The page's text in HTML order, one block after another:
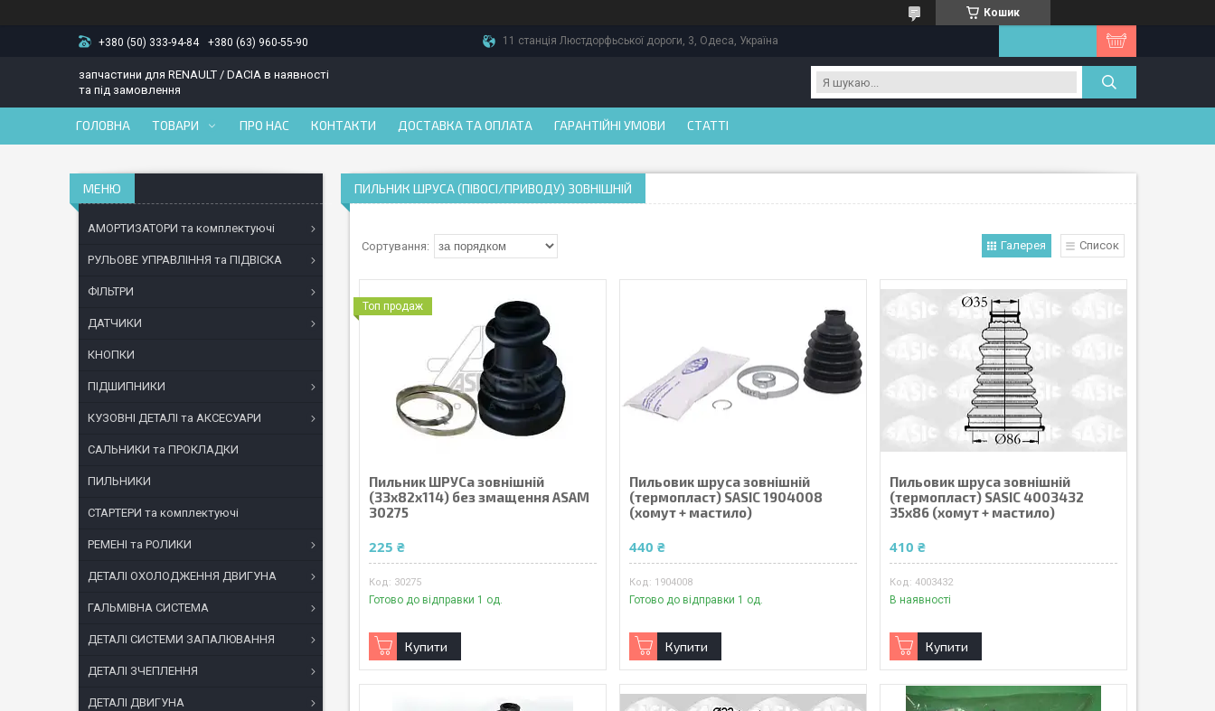
Кошик
+380 (50) 333-94-84 +380 (63) 960-55-90 11 станція Люстдорфьської дороги, 3, Одеса, Україна
запчастини для RENAULT / DACIA в наявності
та під замовлення
ГОЛОВНА ТОВАРИ ПРО НАС КОНТАКТИ ДОСТАВКА ТА ОПЛАТА ГАРАНТІЙНІ УМОВИ СТАТТІ
ПИЛЬНИК ШРУСА (ПІВОСІ/ПРИВОДУ) ЗОВНІШНІЙ
Галерея Список
Топ продаж
Пильник ШРУСа зовнішній
(33x82x114) без змащення ASAM
30275
225 ₴
30275
Готово до відправки 1 од.
Купити
Пильовик шруса зовнішній
(термопласт) SASIC 1904008
(хомут + мастило)
440 ₴
1904008
Готово до відправки 1 од.
Купити
Пильовик шруса зовнішній
(термопласт) SASIC 4003432
35х86 (хомут + мастило)
410 ₴
4003432
В наявності
Купити
АМОРТИЗАТОРИ та комплектуючі
РУЛЬОВЕ УПРАВЛІННЯ та ПІДВІСКА
ФІЛЬТРИ
ДАТЧИКИ
КНОПКИ
ПІДШИПНИКИ
КУЗОВНІ ДЕТАЛІ та АКСЕСУАРИ
САЛЬНИКИ та ПРОКЛАДКИ
ПИЛЬНИКИ
СТАРТЕРИ та комплектуючі
РЕМЕНІ та РОЛИКИ
ДЕТАЛІ ОХОЛОДЖЕННЯ ДВИГУНА
ГАЛЬМІВНА СИСТЕМА
ДЕТАЛІ СИСТЕМИ ЗАПАЛЮВАННЯ
ДЕТАЛІ ЗЧЕПЛЕННЯ
ДЕТАЛІ ДВИГУНА